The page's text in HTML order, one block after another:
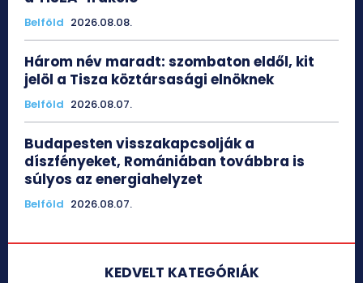
Belföld 2026.08.08.
Három név maradt: szombaton eldől, kit
jelöl a Tisza köztársasági elnöknek
Belföld 2026.08.07.
Budapesten visszakapcsolják a
díszfényeket, Romániában továbbra is
súlyos az energiahelyzet
Belföld 2026.08.07.
KEDVELT KATEGÓRIÁK